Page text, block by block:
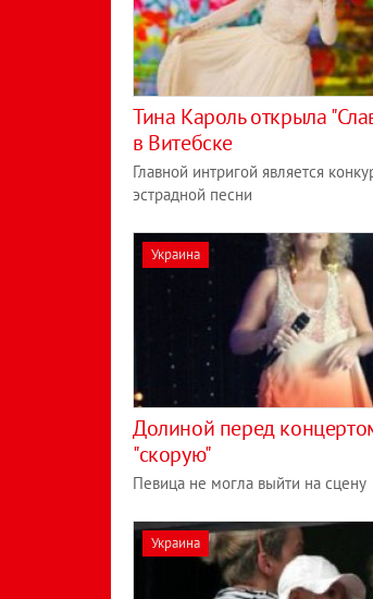
Тина Кароль открыла
в Витебске
Главной интригой является
эстрадной песни
Украина
Долиной перед
"скорую"
Певица не могла выйти на сцену
Украина